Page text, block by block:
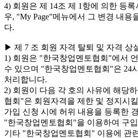
4) 회원은 제 14조 제 1항에 의한 등
우, "My Page"메뉴에서 그 변경 내용
다.
▶ 제 7 조 회원 자격 탈퇴 및 자격 상
1) 회원은 "한국창업멘토협회"에서
수 있으며 "한국창업멘토협회"은 24
처리합니다.
2) 회원이 다음 각 호의 사유에 해당
협회"은 회원자격을 제한 및 정지시
가입 신청 시에 허위 내용을 등록한
"한국창업멘토협회"을 이용하여 구
기타 "한국창업멘토협회" 이용에 관